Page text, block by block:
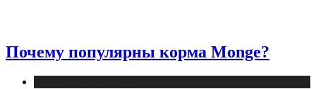
Почему популярны корма Monge?